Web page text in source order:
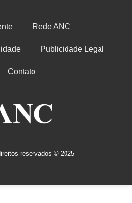
Rede ANC
Publicidade Legal
Contato
reservados © 2025